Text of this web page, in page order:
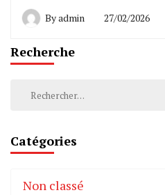
Byadmin 27/02/2026
Recherche
Rechercher :
Catégories
Non classé